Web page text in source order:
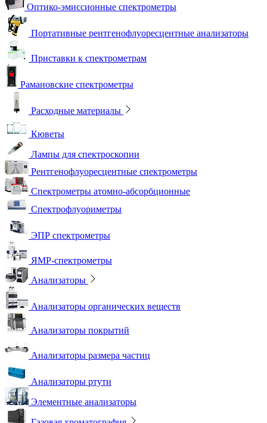
Оптико-эмиссионные спектрометры
Портативные рентгенофлуоресцентные анализаторы
Приставки к спектрометрам
Рамановские спектрометры
Расходные материалы
Кюветы
Лампы для спектроскопии
Рентгенофлуоресцентные спектрометры
Спектрометры атомно-абсорбционные
Спектрофлуориметры
ЭПР спектрометры
ЯМР-спектрометры
Анализаторы
Анализаторы органических веществ
Анализаторы покрытий
Анализаторы размера частиц
Анализаторы ртути
Элементные анализаторы